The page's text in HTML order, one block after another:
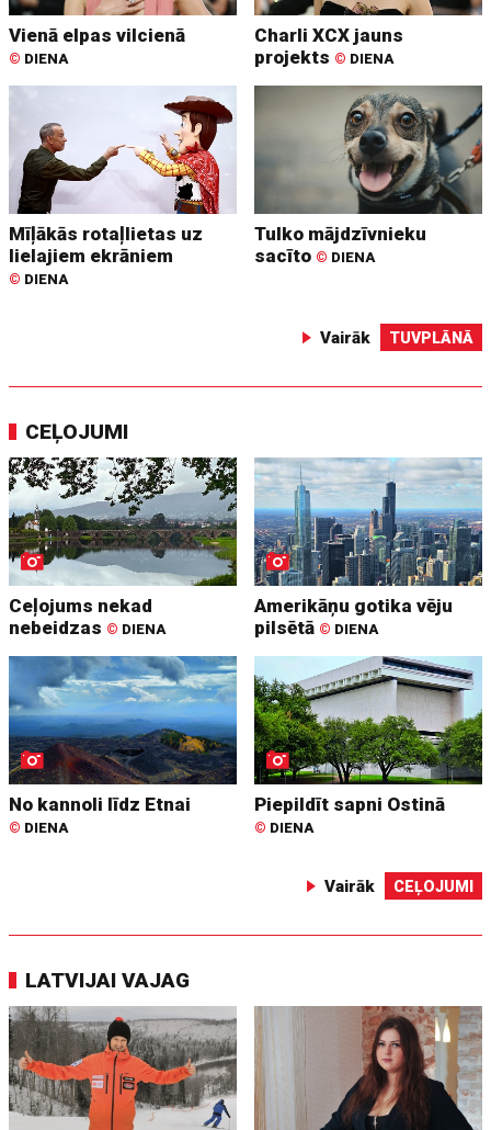
Vienā elpas vilcienā
© DIENA
Charli XCX jauns
projekts © DIENA
Mīļākās rotaļlietas uz
lielajiem ekrāniem
© DIENA
Tulko mājdzīvnieku
sacīto © DIENA
Vairāk TUVPLĀNĀ
CEĻOJUMI
Ceļojums nekad
nebeidzas © DIENA
Amerikāņu gotika vēju
pilsētā © DIENA
No kannoli līdz Etnai
© DIENA
Piepildīt sapni Ostinā
© DIENA
Vairāk CEĻOJUMI
LATVIJAI VAJAG